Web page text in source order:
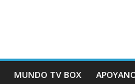
MUNDO TV BOX